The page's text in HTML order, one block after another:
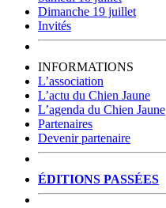
Dimanche 19 juillet
Invités
INFORMATIONS
L’association
L’actu du Chien Jaune
L’agenda du Chien Jaune
Partenaires
Devenir partenaire
ÉDITIONS PASSÉES